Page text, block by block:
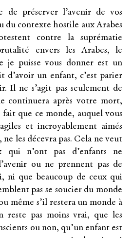
de préserver l’avenir de vos
du contexte hostile aux Arabes
contre la suprématie
envers les Arabes, le
je puisse vous donner est un
d’avoir un enfant, c’est parier
Il ne s’agit pas seulement de
continuera après votre mort,
que ce monde, auquel vous
et incroyablement aimés
ne les décevra pas. Cela ne veut
qui n’ont pas d’enfants ne
ou ne prennent pas de
ni que beaucoup de ceux qui
pas se soucier du monde
même s’il restera un monde à
reste pas moins vrai, que les
ou non, qu’un enfant est